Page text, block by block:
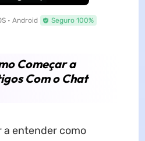
• Android Seguro 100%
Começar a
Com o Chat
a entender como